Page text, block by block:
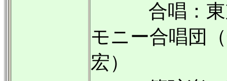
合唱：東京
モニー合唱団
宏）